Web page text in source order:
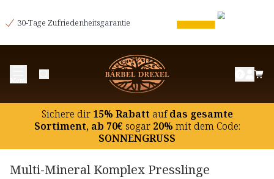
30-Tage Zufriedenheitsgarantie
Sichere dir15% Rabatt aufdas gesamte
Sortiment, ab 70€ sogar20% mit dem Code:
SONNENGRUSS
Multi-Mineral Komplex Presslinge